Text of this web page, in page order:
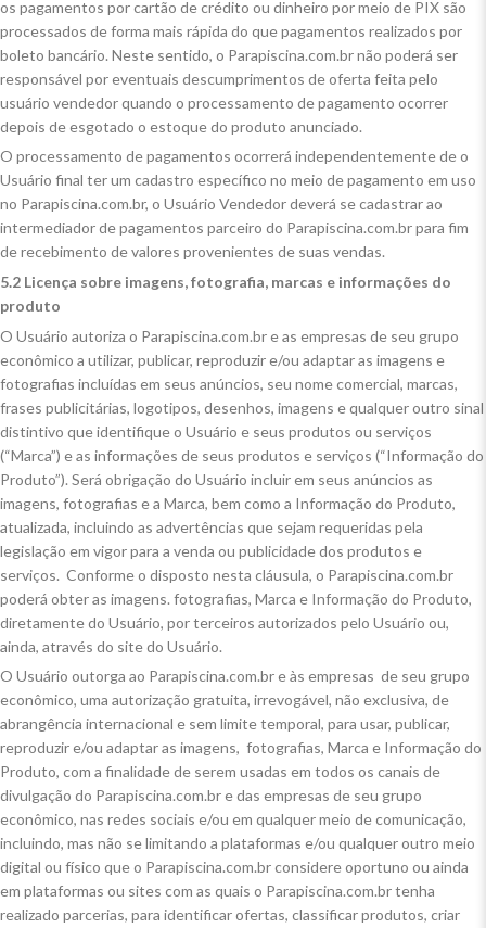
os pagamentos por cartão de crédito ou dinheiro por meio de PIX são
processados de forma mais rápida do que pagamentos realizados por
boleto bancário. Neste sentido, o Parapiscina.com.br não poderá ser
responsável por eventuais descumprimentos de oferta feita pelo
usuário vendedor quando o processamento de pagamento ocorrer
depois de esgotado o estoque do produto anunciado.
O processamento de pagamentos ocorrerá independentemente de o
Usuário final ter um cadastro específico no meio de pagamento em uso
no Parapiscina.com.br, o Usuário Vendedor deverá se cadastrar ao
intermediador de pagamentos parceiro do Parapiscina.com.br para fim
de recebimento de valores provenientes de suas vendas.
5.2 Licença sobre imagens, fotografia, marcas e informações do
produto
O Usuário autoriza o Parapiscina.com.br e as empresas de seu grupo
econômico a utilizar, publicar, reproduzir e/ou adaptar as imagens e
fotografias incluídas em seus anúncios, seu nome comercial, marcas,
frases publicitárias, logotipos, desenhos, imagens e qualquer outro sinal
distintivo que identifique o Usuário e seus produtos ou serviços
(“Marca”) e as informações de seus produtos e serviços (“Informação do
Produto”). Será obrigação do Usuário incluir em seus anúncios as
imagens, fotografias e a Marca, bem como a Informação do Produto,
atualizada, incluindo as advertências que sejam requeridas pela
legislação em vigor para a venda ou publicidade dos produtos e
serviços. Conforme o disposto nesta cláusula, o Parapiscina.com.br
poderá obter as imagens. fotografias, Marca e Informação do Produto,
diretamente do Usuário, por terceiros autorizados pelo Usuário ou,
ainda, através do site do Usuário.
O Usuário outorga ao Parapiscina.com.br e às empresas de seu grupo
econômico, uma autorização gratuita, irrevogável, não exclusiva, de
abrangência internacional e sem limite temporal, para usar, publicar,
reproduzir e/ou adaptar as imagens, fotografias, Marca e Informação do
Produto, com a finalidade de serem usadas em todos os canais de
divulgação do Parapiscina.com.br e das empresas de seu grupo
econômico, nas redes sociais e/ou em qualquer meio de comunicação,
incluindo, mas não se limitando a plataformas e/ou qualquer outro meio
digital ou físico que o Parapiscina.com.br considere oportuno ou ainda
em plataformas ou sites com as quais o Parapiscina.com.br tenha
realizado parcerias, para identificar ofertas, classificar produtos, criar